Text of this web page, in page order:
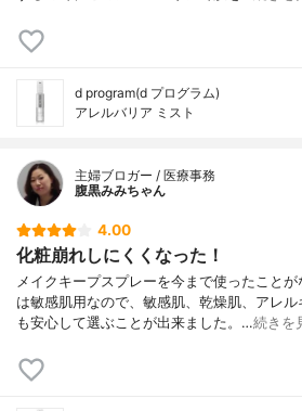
d program(d プログラム)
アレルバリア ミスト
主婦ブロガー / 医療事務
腹黒みみちゃん
4.00
化粧崩れしにくくなった！
メイクキープスプレーを今まで使ったこと
は敏感肌用なので、敏感肌、乾燥肌、アレ
も安心して選ぶことが出来ました。…続きを